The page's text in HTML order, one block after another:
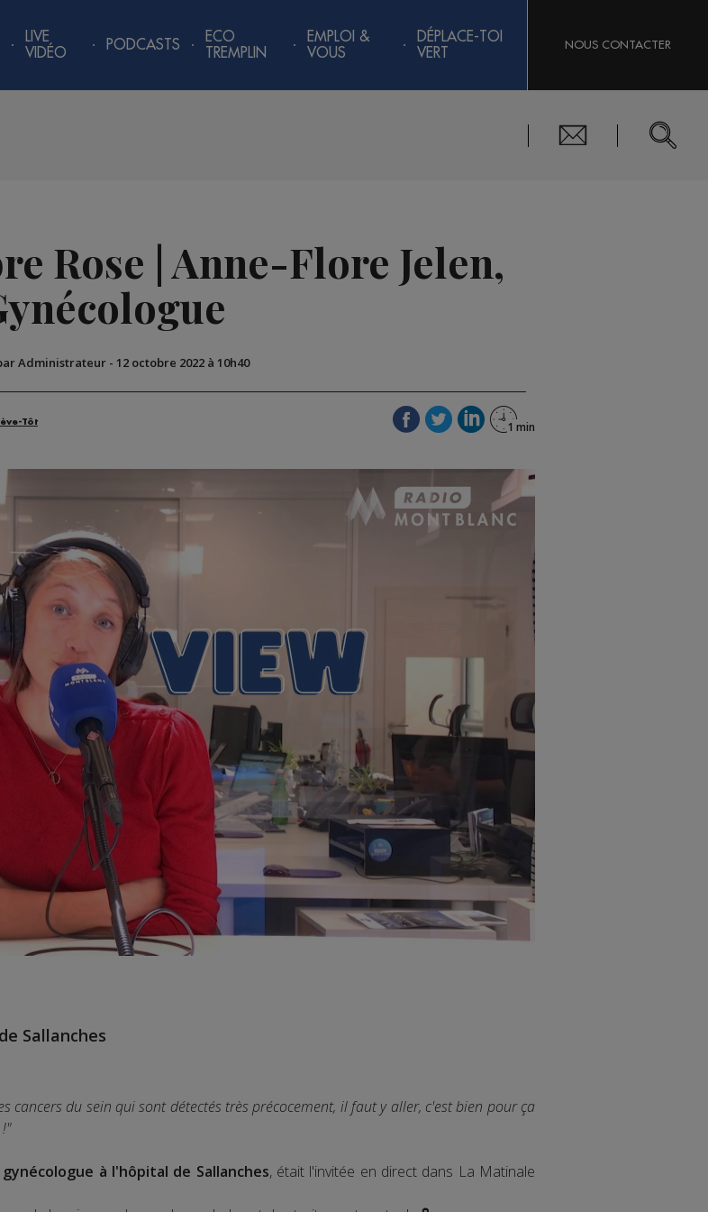
LIVE
VIDÉO
PODCASTS
ECO
TREMPLIN
EMPLOI &
VOUS
DÉPLACE-TOI
VERT
NOUS CONTACTER
Rose | Anne-Flore Jelen,
Administrateur- 12 octobre 2022 à 10h40
Tôt
Sallanches
cancers du sein qui sont détectés très précocement, il faut y aller, c'est bien pour ça
gynécologue à l'hôpital de Sallanches, était l'invitée en direct dans La Matinale